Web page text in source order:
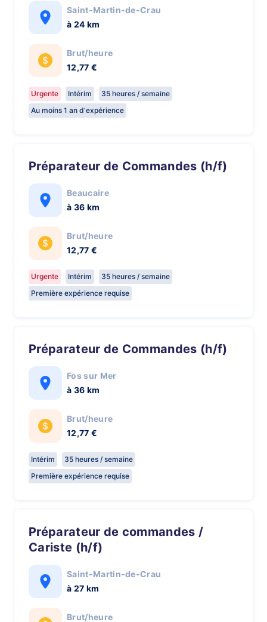
Saint-Martin-de-Crau
à 24 km
Brut/heure
12,77 €
Urgente Intérim
35 heures / semaine
Au moins 1 an d'expérience
Préparateur de Commandes (h/f)
Beaucaire
à 36 km
Brut/heure
12,77 €
Urgente Intérim
35 heures / semaine
Première expérience requise
Préparateur de Commandes (h/f)
Fos sur Mer
à 36 km
Brut/heure
12,77 €
Intérim
35 heures / semaine
Première expérience requise
Préparateur de commandes /
Cariste (h/f)
Saint-Martin-de-Crau
à 27 km
Brut/heure